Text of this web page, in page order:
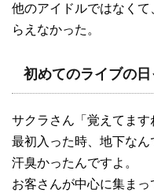
他のアイドルではなく
らえなかった。
初めてのライブの日
サクラさん「覚えてます
最初入った時、地下な
汗臭かったんですよ。
お客さんが中心に集まっ